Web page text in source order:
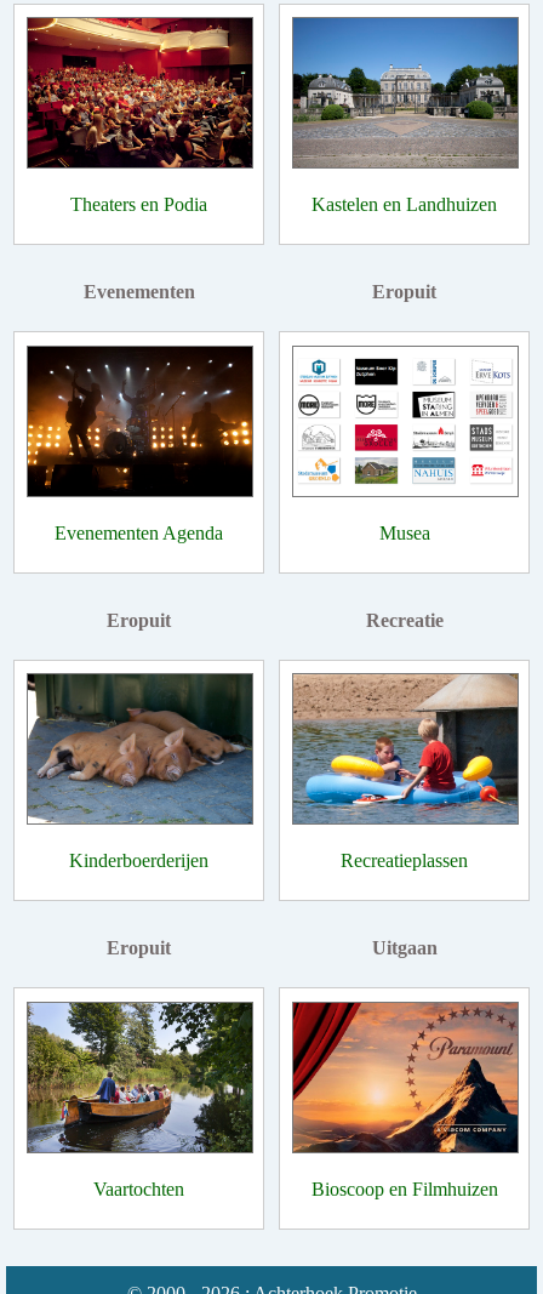
Theaters en Podia Kastelen en Landhuizen
Evenementen
Evenementen Agenda
Eropuit
Musea
Eropuit
Kinderboerderijen
Recreatie
Recreatieplassen
Eropuit
Vaartochten
Uitgaan
Bioscoop en Filmhuizen